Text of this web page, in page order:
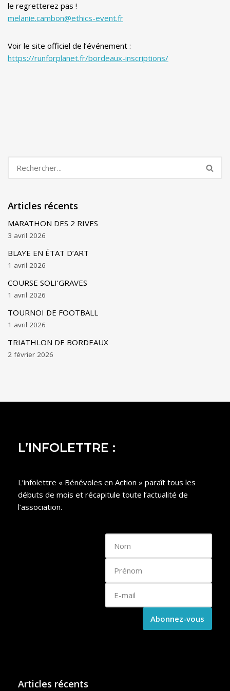
le regretterez pas !
melanie.cambon@ethics-event.fr
Voir le site officiel de l’événement :
https://runforplanet.fr/bordeaux-inscriptions/
Articles récents
MARATHON DES 2 RIVES
3 avril 2026
BLAYE EN ÉTAT D’ART
1 avril 2026
COURSE SOLI’GRAVES
1 avril 2026
TOURNOI DE FOOTBALL
1 avril 2026
TRIATHLON DE BORDEAUX
2 février 2026
L’INFOLETTRE :
L’infolettre « Bénévoles en Action » paraît tous les
débuts de mois et récapitule toute l’actualité de
l’association.
Articles récents